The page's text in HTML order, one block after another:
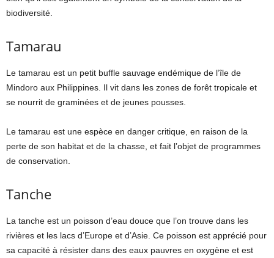
biodiversité.
Tamarau
Le tamarau est un petit buffle sauvage endémique de l’île de
Mindoro aux Philippines. Il vit dans les zones de forêt tropicale et
se nourrit de graminées et de jeunes pousses.
Le tamarau est une espèce en danger critique, en raison de la
perte de son habitat et de la chasse, et fait l’objet de programmes
de conservation.
Tanche
La tanche est un poisson d’eau douce que l’on trouve dans les
rivières et les lacs d’Europe et d’Asie. Ce poisson est apprécié pour
sa capacité à résister dans des eaux pauvres en oxygène et est